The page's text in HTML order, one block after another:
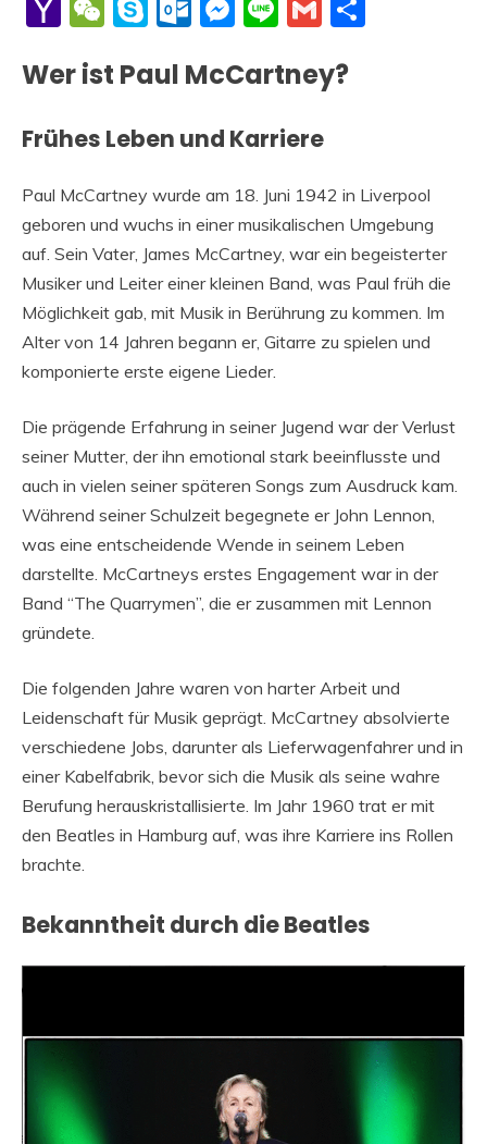
Yahoo
WeChat
SkypeOutlook.com
Messenger
LineGmail
Wer ist Paul McCartney?
Frühes Leben und Karriere
Paul McCartney wurde am 18. Juni 1942 in Liverpool
geboren und wuchs in einer musikalischen Umgebung
auf. Sein Vater, James McCartney, war ein begeisterter
Musiker und Leiter einer kleinen Band, was Paul früh die
Möglichkeit gab, mit Musik in Berührung zu kommen. Im
Alter von 14 Jahren begann er, Gitarre zu spielen und
komponierte erste eigene Lieder.
Die prägende Erfahrung in seiner Jugend war der Verlust
seiner Mutter, der ihn emotional stark beeinflusste und
auch in vielen seiner späteren Songs zum Ausdruck kam.
Während seiner Schulzeit begegnete er John Lennon,
was eine entscheidende Wende in seinem Leben
darstellte. McCartneys erstes Engagement war in der
Band “The Quarrymen”, die er zusammen mit Lennon
gründete.
Die folgenden Jahre waren von harter Arbeit und
Leidenschaft für Musik geprägt. McCartney absolvierte
verschiedene Jobs, darunter als Lieferwagenfahrer und in
einer Kabelfabrik, bevor sich die Musik als seine wahre
Berufung herauskristallisierte. Im Jahr 1960 trat er mit
den Beatles in Hamburg auf, was ihre Karriere ins Rollen
brachte.
Bekanntheit durch die Beatles